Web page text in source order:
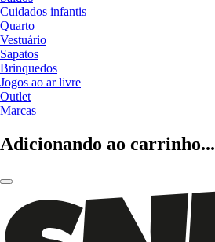
Cuidados infantis
Quarto
Vestuário
Sapatos
Brinquedos
Jogos ao ar livre
Outlet
Marcas
Adicionando ao carrinho...